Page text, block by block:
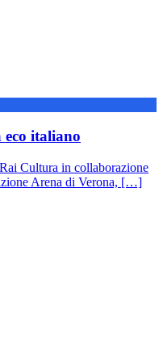
eco italiano
Cultura in collaborazione
Arena di Verona, […]